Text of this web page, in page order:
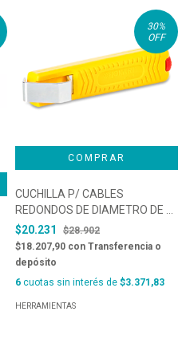
30%
OFF
CUCHILLA P/ CABLES
REDONDOS DE DIAMETRO DE 8
A 28 MM, Ø 5/16″ – 1.1/8″ Ø
MARCA JOKARI, MODELO
STANDARD N°27. COD. 10272
$20.231
$28.902
$18.207,90 con Transferencia o
depósito
6 cuotas sin interés de $3.371,83
HERRAMIENTAS